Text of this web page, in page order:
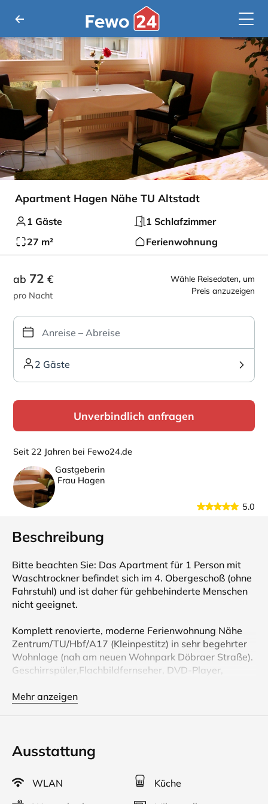
Apartment Hagen Nähe TU Altstadt
1 Gäste
1 Schlafzimmer
27 m²
Ferienwohnung
Wähle Reisedaten, um
Preis anzuzeigen
ab 72 €
pro Nacht
2 Gäste
Unverbindlich anfragen
Seit 22 Jahren bei Fewo24.de
Gastgeberin
Frau Hagen
5.0
Beschreibung
Bitte beachten Sie: Das Apartment für 1 Person mit
Waschtrockner befindet sich im 4. Obergeschoß (ohne
Fahrstuhl) und ist daher für gehbehinderte Menschen
nicht geeignet.
Komplett renovierte, moderne Ferienwohnung Nähe
Zentrum/TU/Hbf/A17 (Kleinpestitz) in sehr begehrter
Wohnlage (nah am neuen Wohnpark Döbraer Straße).
Geschirrspüler,Flachbildfernseher, DVD-Player,
Eisfach, Fön, Kosmetikspiegel und Waschtrockner
City-Touristen zu empfehlen. ÖPNV Zone 10
Stadtgebiet (Bus Linie 66 Ri Hbf, Prager Straße
verkehrsabhängig ca. 8 Min., und Linie 63 Ri
Bergbahnen, Blaues Wunder, Pillnitz) und
Versorgungseinrichtungen befinden sich in ca. 100m
Mehr anzeigen
Ausstattung
WLAN
Küche